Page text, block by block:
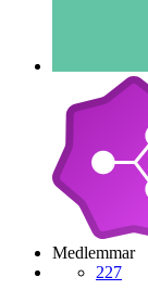
Medlemmar
227